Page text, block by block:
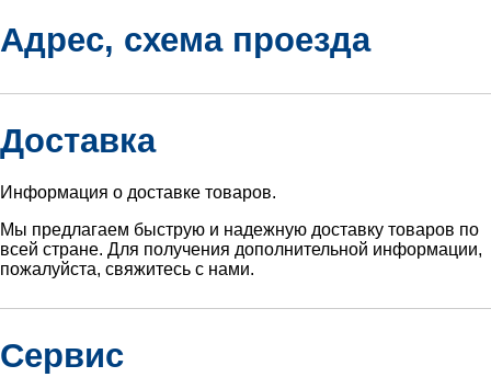
Адрес, схема проезда
Доставка
Информация о доставке товаров.
Мы предлагаем быструю и надежную доставку товаров по
всей стране. Для получения дополнительной информации,
пожалуйста, свяжитесь с нами.
Сервис